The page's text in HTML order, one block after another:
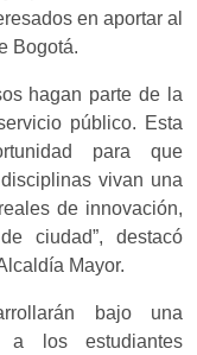
en aportar al
Bogotá.
hagan parte de la
público. Esta
para que
vivan una
de innovación,
ciudad”, destacó
Mayor.
bajo una
a los estudiantes